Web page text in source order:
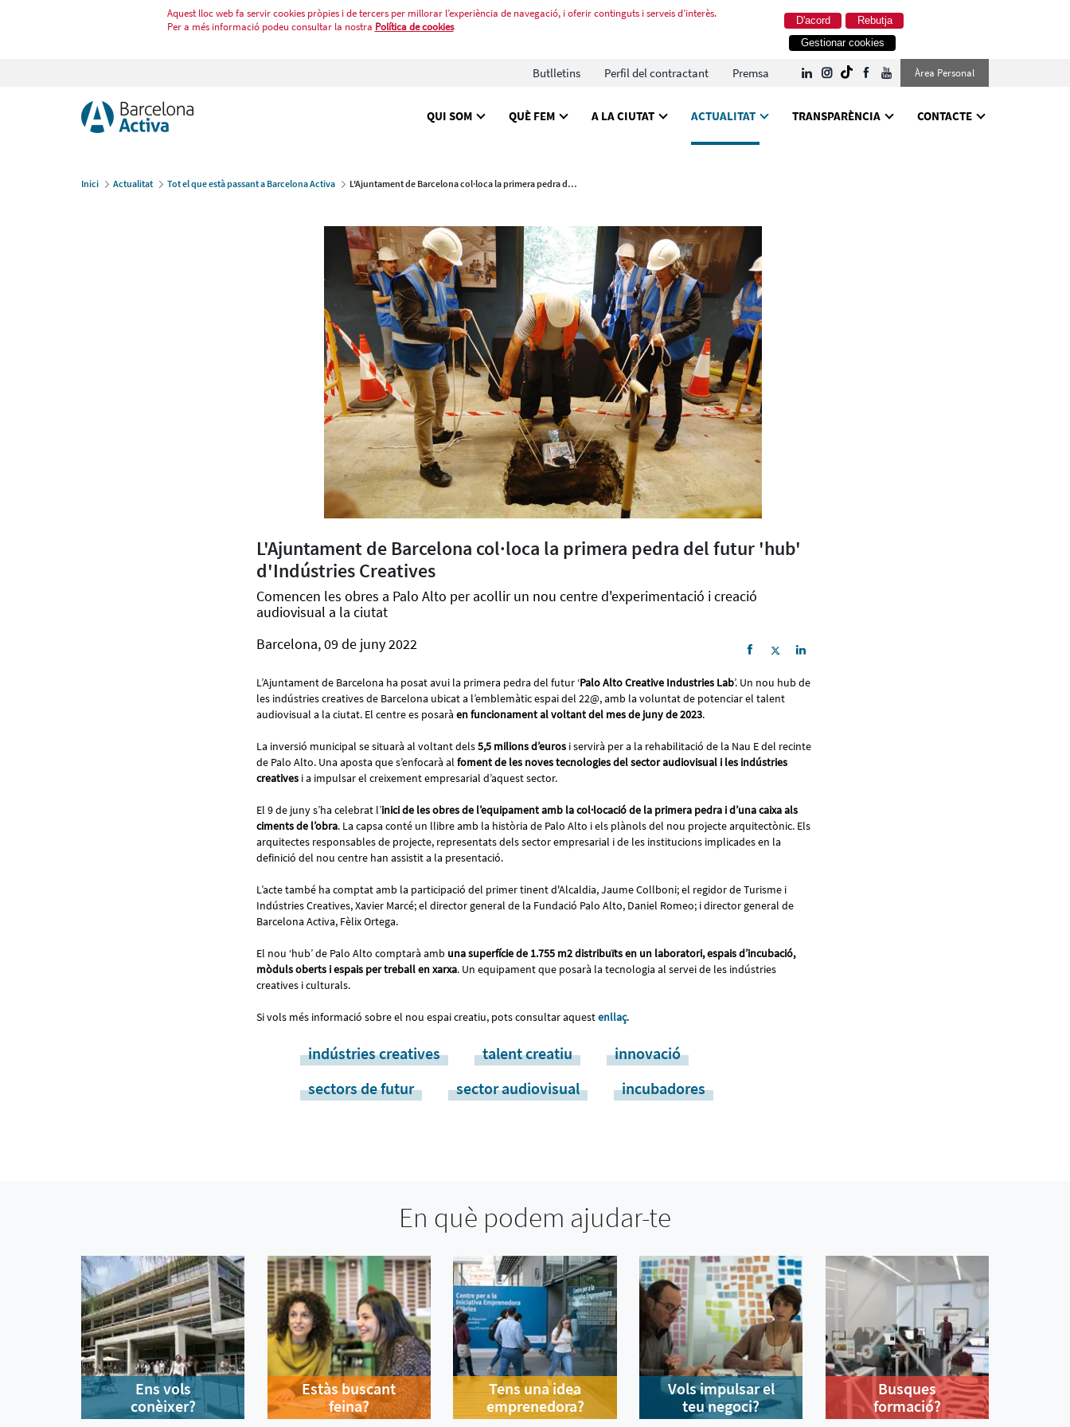
Aquest lloc web fa servir cookies pròpies i de tercers per millorar l’experiència de navegació, i oferir continguts i serveis d’interès.
Per a més informació podeu consultar la nostra Política de cookies Rebutja
D'acord
Gestionar cookies
Butlletins Perfil del contractant Premsa Àrea Personal
QUI SOM QUÈ FEM A LA CIUTAT ACTUALITAT TRANSPARÈNCIA CONTACTE
Inici Actualitat Tot el que està passant a Barcelona Activa L'Ajuntament de Barcelona col·loca la primera pedra del futur 'hub' d'Indústries Creatives
L'Ajuntament de Barcelona col·loca la primera pedra del futur 'hub'
d'Indústries Creatives
Comencen les obres a Palo Alto per acollir un nou centre d'experimentació i creació
audiovisual a la ciutat
Barcelona, 09 de juny 2022
L’Ajuntament de Barcelona ha posat avui la primera pedra del futur ‘Palo Alto Creative Industries Lab’. Un nou hub de
les indústries creatives de Barcelona ubicat a l’emblemàtic espai del 22@, amb la voluntat de potenciar el talent
audiovisual a la ciutat. El centre es posarà en funcionament al voltant del mes de juny de 2023.
La inversió municipal se situarà al voltant dels5,5 milions d’euros i servirà per a la rehabilitació de la Nau E del recinte
de Palo Alto. Una aposta que s’enfocarà al foment de les noves tecnologies del sector audiovisual i les indústries
creatives i a impulsar el creixement empresarial d’aquest sector.
El 9 de juny s’ha celebrat l’inici de les obres de l’equipament amb la col·locació de la primera pedra i d’una caixa als
ciments de l’obra. La capsa conté un llibre amb la història de Palo Alto i els plànols del nou projecte arquitectònic. Els
arquitectes responsables de projecte, representats dels sector empresarial i de les institucions implicades en la
definició del nou centre han assistit a la presentació.
L’acte també ha comptat amb la participació del primer tinent d'Alcaldia, Jaume Collboni; el regidor de Turisme i
Indústries Creatives, Xavier Marcé; el director general de la Fundació Palo Alto, Daniel Romeo; i director general de
Barcelona Activa, Fèlix Ortega.
El nou ‘hub’ de Palo Alto comptarà amb una superfície de 1.755 m2 distribuïts en un laboratori, espais d’incubació,
mòduls oberts i espais per treball en xarxa. Un equipament que posarà la tecnologia al servei de les indústries
creatives i culturals.
Si vols més informació sobre el nou espai creatiu, pots consultar aquestenllaç.
indústries creatives talent creatiu
innovació
sectors de futur
sector audiovisual incubadores
En què podem ajudar-te
Ens vols
conèixer?
Estàs buscant
feina?
Tens una idea
emprenedora?
Vols impulsar el
teu negoci?
Busques
formació?